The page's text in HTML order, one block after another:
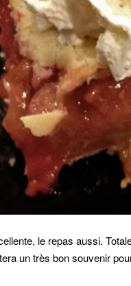
le repas aussi.
un très bon souvenir